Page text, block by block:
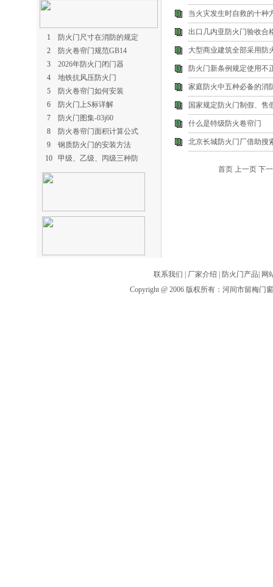
1
防火门尺寸在消防的规定
2
防火卷帘门规范GB14
3
2026年防火门闭门器
4
地铁抗风压防火门
5
防火卷帘门如何安装
6
防火门上S标详解
7
防火门图集-03j60
8
防火卷帘门面积计算公式
9
钢质防火门的安装方法
10
甲级、乙级、丙级三种防
当火灾发生时自救的十种
出口几内亚防火门验收合
大型商业建筑全部采用防
防火门新条例规定使用不
家庭防火中五种必备的消
国家规定防火门制假、售
什么是特级防火卷帘门
北京长城防火门厂借助搜
首页 上一页 下
联系我们 厂家介绍 防火门产品 网
Copyright @ 2006 版权所有：河间市留梅门